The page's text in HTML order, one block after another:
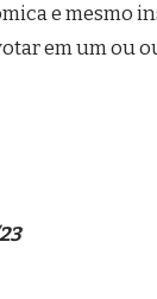
e mesmo
em um ou